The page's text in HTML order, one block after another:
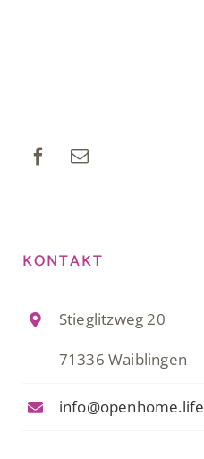
KONTAKT
Stieglitzweg 20
71336 Waiblingen
info@openhome.life